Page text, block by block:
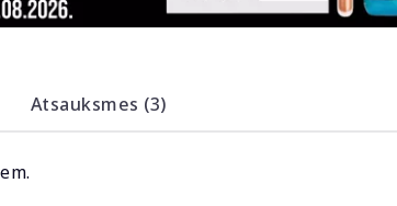
Atsauksmes (3)